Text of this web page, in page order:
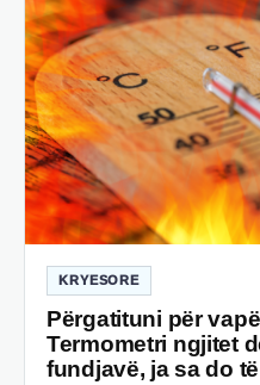
KRYESORE
Përgatituni për
Termometri ngjitet
fundjavë, ja sa do